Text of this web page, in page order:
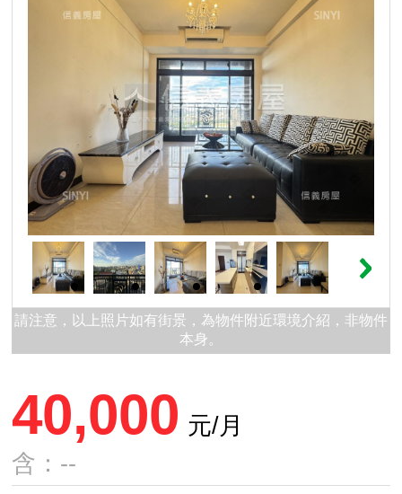
請注意，以上照片如有街景，為物件附近環境介紹，非物件
本身。
40,000 元/月
含：--